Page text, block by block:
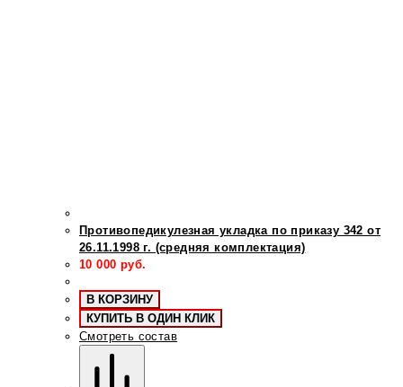
Противопедикулезная укладка по приказу 342 от
26.11.1998 г. (средняя комплектация)
10 000 руб.
В КОРЗИНУ
КУПИТЬ В ОДИН КЛИК
Смотреть состав